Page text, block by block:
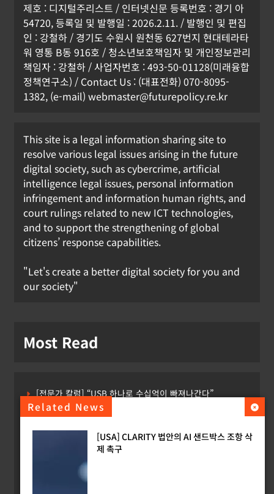
Related News
[USA] CLARITY 법안의 AI 샌드박스 조항 삭
제 촉구
제호 : 디지털주리스트 / 인터넷신문 등록번호 : 경기 아
54720, 등록일 및 발행일 : 2026.2.11. / 발행인 및 편집
인 : 강철하 / 경기도 수원시 원천동 627번지 현대테라타
워 영통 B동 916호 / 청소년보호책임자 및 개인정보관리
책임자 : 강철하 / 사업자번호 : 493-50-01128(미래융합
정책연구소) / Contact Us : (대표전화) 070-8095-
1382, (e-mail) webmaster@futurepolicy.re.kr
This site is a legal information sharing site to
resolve various legal issues arising in the future
digital society, such as cybercrime, artificial
intelligence legal issues, personal information
infringement and information human rights, and
court rulings related to new ICT technologies,
and to support the strengthening of global
citizens’ response capabilities.
"Let's create a better digital society for you and
our society"
Most Read
[전문가 칼럼] “USB 하나로 수십억이 빠져나간다”
[USA] CLARITY 법안의 AI 샌드박스 조항 삭제 촉구
[INTERPOL] 아프리카 사이버 범죄 55%가 AI 이용
[소청백의 노동&사람] 삼성SDS 노동조합 설립을 바라보며